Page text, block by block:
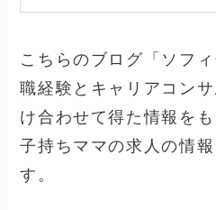
こちらのブログ「ソフ
職経験とキャリアコン
け合わせて得た情報を
子持ちママの求人の情
す。